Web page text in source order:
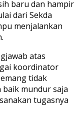
baru dan hampir
dari Sekda
menjalankan
atas
koordinator
tidak
mundur saja
tugasnya